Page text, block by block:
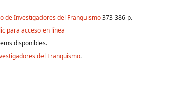
de Investigadores del Franquismo373-386 p.
para acceso en línea
disponibles.
del Franquismo.